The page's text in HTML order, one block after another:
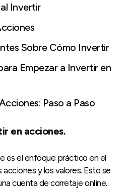
Invertir
Sobre Cómo Invertir
Empezar a Invertir en
Paso a Paso
en acciones.
es el enfoque práctico en el
acciones y los valores. Esto se
cuenta de corretaje online.